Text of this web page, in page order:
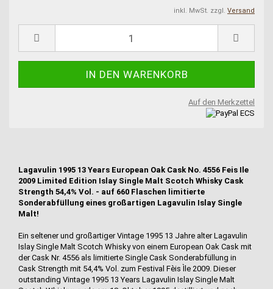
inkl. MwSt. zzgl. Versand
Auf den Merkzettel
Lagavulin 1995 13 Years European Oak Cask No. 4556 Feis Ile
2009 Limited Edition Islay Single Malt Scotch Whisky Cask
Strength 54,4% Vol. - auf 660 Flaschen limitierte
Sonderabfüllung eines großartigen Lagavulin Islay Single
Malt!
Ein seltener und großartiger Vintage 1995 13 Jahre alter Lagavulin
Islay Single Malt Scotch Whisky von einem European Oak Cask mit
der Cask Nr. 4556 als limitierte Single Cask Sonderabfüllung in
Cask Strength mit 54,4% Vol. zum Festival Fèis Ìle 2009. Dieser
outstanding Vintage 1995 13 Years Lagavulin Islay Single Malt